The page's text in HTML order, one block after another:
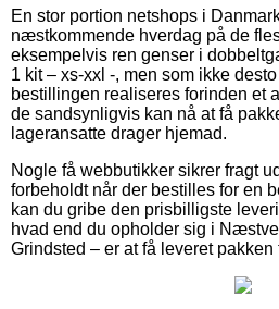
En stor portion netshops i
næstkommende hverdag på de
eksempelvis ren genser i
1 kit – xs-xxl -, men som ikke
bestillingen realiseres forinden et
de sandsynligvis kan nå at få
lageransatte drager hjemad.
Nogle få webbutikker sikrer fragt
forbeholdt når der bestilles for en
kan du gribe den prisbilligste
hvad end du opholder sig i
Grindsted – er at få leveret